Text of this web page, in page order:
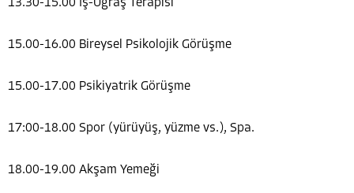
13.30-15.00 İş-Uğraş Terapisi
15.00-16.00 Bireysel Psikolojik Görüşme
15.00-17.00 Psikiyatrik Görüşme
17:00-18.00 Spor (yürüyüş, yüzme vs.), Spa.
18.00-19.00 Akşam Yemeği